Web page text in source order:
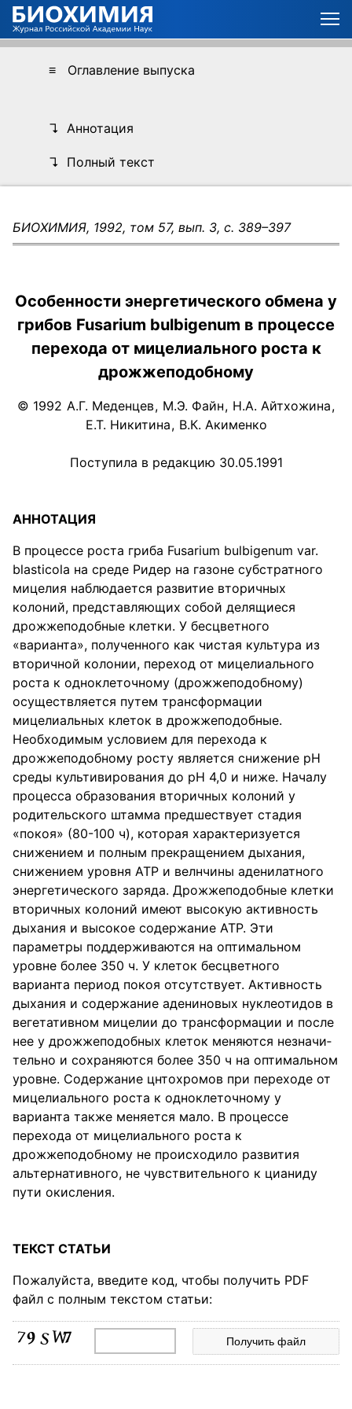
≡ Оглавление выпуска
↴ Аннотация
↴ Полный текст
БИОХИМИЯ, 1992, том 57, вып. 3, с. 389–397
Особенности энергетического обмена у
грибов Fusarium bulbigenum в процессе
перехода от мицелиального роста к
дрожжеподобному
© 1992 А.Г. Меденцев, М.Э. Файн, Н.А. Айтхожина,
Е.Т. Никитина, В.К. Акименко
Поступила в редакцию 30.05.1991
АННОТАЦИЯ
В процессе роста гриба Fusarium bulbigenum var.
blasticola на среде Ридер на газоне субстратного
мицелия наблюдается развитие вторичных
колоний, представляющих собой делящиеся
дрожжеподобные клетки. У бесцветного
«варианта», полученного как чистая культура из
вторичной колонии, переход от мицелиального
роста к одноклеточному (дрожжеподобному)
осуществляется путем трансформации
мицелиальных клеток в дрожжеподобные.
Необходимым условием для пере­хода к
дрожжеподобному росту является снижение pH
среды культиви­рования до pH 4,0 и ниже. Началу
процесса образования вторичных колоний у
родительского штамма предшествует стадия
«покоя» (80-100 ч), которая характеризуется
снижением и полным прекращением дыхания,
снижением уровня АТР и велнчины аденилатного
энергети­ческого заряда. Дрожжеподобные клетки
вторичных колоний имеют высокую активность
дыхания и высокое содержание АТР. Эти
параметры поддерживаются на оптимальном
уровне более 350 ч. У клеток бесцветного
варианта период покоя отсутствует. Активность
дыхания и содержание адениновых нуклеотидов в
вегетативном мицелии до транс­формации и после
нее у дрожжеподобных клеток меняются незначи­
тельно и сохраняются более 350 ч на оптимальном
уровне. Содержание цнтохромов при переходе от
мицелиального роста к одноклеточному у
варианта также меняется мало. В процессе
перехода от мицелиального роста к
дрожжеподобному не происходило развития
альтернативного, не чувствительного к цианиду
пути окисления.
ТЕКСТ СТАТЬИ
Пожалуйста, введите код, чтобы получить PDF
файл с полным текстом статьи: